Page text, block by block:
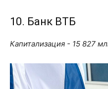
10. Банк ВТБ
Капитализация - 15 827